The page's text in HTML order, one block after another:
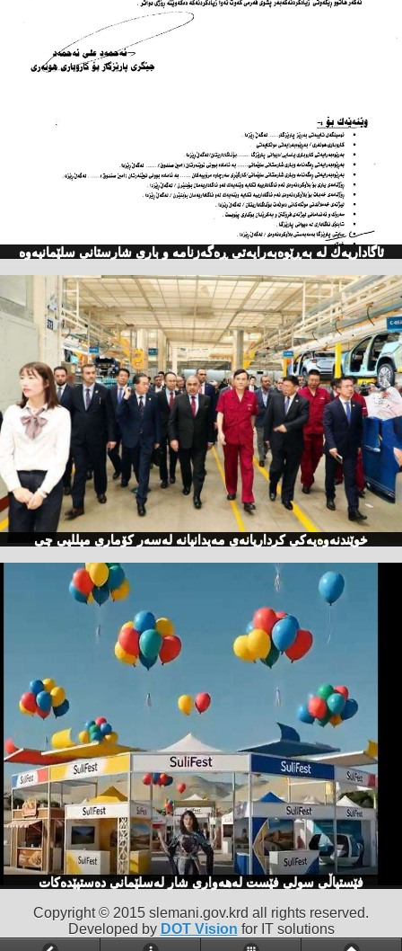
ئاگاداریه‌ك له‌ به‌ڕێوه‌به‌رایه‌تی ڕه‌گه‌زنامه‌ و باری شارستانی سلێمانیه‌وه‌
خوێندنەوەیەكی كرداریانەی مەیدانیانە لەسەر كۆماری میللیی چی
فێستیاڵی سولی فێست لەهەواری شار لەسلێمانی دەستپێدەكات
Copyright © 2015 slemani.gov.krd all rights reserved.
Developed by DOT Vision for IT solutions